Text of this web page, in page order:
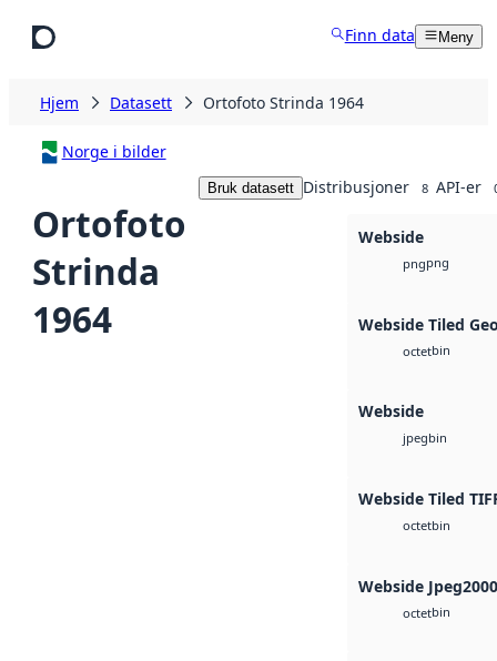
Finn data Meny
Hjem Datasett Ortofoto Strinda 1964
Norge i bilder
Ortofoto
Strinda
1964
Bruk datasett Distribusjoner 8 API-er
Webside
pngpng
Webside Tiled
octetbin
Webside
jpegbin
Webside Tiled
octetbin
Webside Jpeg2000
octetbin